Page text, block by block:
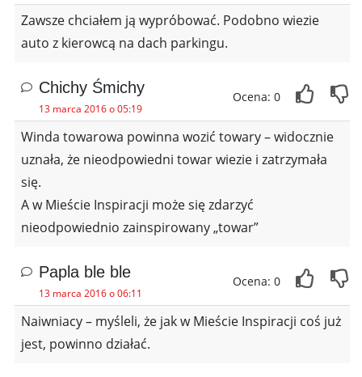
Zawsze chciałem ją wypróbować. Podobno wiezie
auto z kierowcą na dach parkingu.
Chichy Śmichy
13 marca 2016 o 05:19
Ocena: 0
Winda towarowa powinna wozić towary – widocznie
uznała, że nieodpowiedni towar wiezie i zatrzymała
się.
A w Mieście Inspiracji może się zdarzyć
nieodpowiednio zainspirowany „towar”
Papla ble ble
13 marca 2016 o 06:11
Ocena: 0
Naiwniacy – myśleli, że jak w Mieście Inspiracji coś już
jest, powinno działać.